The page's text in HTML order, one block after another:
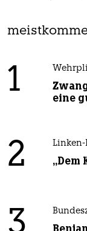
1
eine
2 Linken-
„Dem